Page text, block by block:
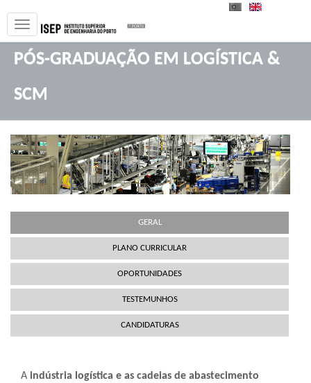
PT
PÓS-GRADUAÇÃO EM LOGÍSTICA &
SCM
GERAL
PLANO CURRICULAR
OPORTUNIDADES
TESTEMUNHOS
CANDIDATURAS
A indústria logística e as cadeias de abastecimento